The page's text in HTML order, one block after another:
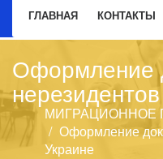
ГЛАВНАЯ КОНТАКТЫ
Оформление
МИГРАЦИОННОЕ
Оформление
Украине